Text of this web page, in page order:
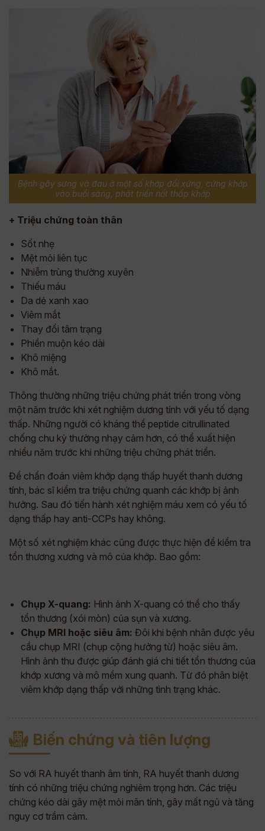
Bệnh gây sưng và đau ở một số khớp đối xứng, cứng khớp
vào buổi sáng, phát triển nốt thấp khớp
+ Triệu chứng toàn thân
Sốt nhẹ
Mệt mỏi liên tục
Nhiễm trùng thường xuyên
Thiếu máu
Da dẻ xanh xao
Viêm mắt
Thay đổi tâm trạng
Phiền muộn kéo dài
Khô miệng
Khô mắt.
Thông thường những triệu chứng phát triển trong vòng
một năm trước khi xét nghiệm dương tính với yếu tố dạng
thấp. Những người có kháng thể peptide citrullinated
chống chu kỳ thường nhạy cảm hơn, có thể xuất hiện
nhiều năm trước khi những triệu chứng phát triển.
Để chẩn đoán viêm khớp dạng thấp huyết thanh dương
tính, bác sĩ kiểm tra triệu chứng quanh các khớp bị ảnh
hưởng. Sau đó tiến hành xét nghiệm máu xem có yếu tố
dạng thấp hay anti-CCPs hay không.
Một số xét nghiệm khác cũng được thực hiện để kiểm tra
tổn thương xương và mô của khớp. Bao gồm:
Chụp X-quang: Hình ảnh X-quang có thể cho thấy
tổn thương (xói mòn) của sụn và xương.
Chụp MRI hoặc siêu âm: Đôi khi bệnh nhân được yêu
cầu chụp MRI (chụp cộng hưởng từ) hoặc siêu âm.
Hình ảnh thu được giúp đánh giá chi tiết tổn thương của
khớp xương và mô mềm xung quanh. Từ đó phân biệt
viêm khớp dạng thấp với những tình trạng khác.
Biến chứng và tiên lượng
So với RA huyết thanh âm tính, RA huyết thanh dương
tính có những triệu chứng nghiêm trọng hơn. Các triệu
chứng kéo dài gây mệt mỏi mãn tính, gây mất ngủ và tăng
nguy cơ trầm cảm.